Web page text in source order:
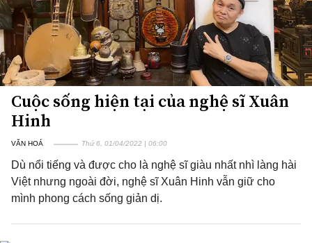
Cuộc sống hiện tại của nghệ sĩ Xuân
Hinh
VĂN HOÁ Thứ 6, 01/04/2022 | 06:00
Dù nổi tiếng và được cho là nghệ sĩ giàu nhất nhì làng hài
Việt nhưng ngoài đời, nghệ sĩ Xuân Hinh vẫn giữ cho
mình phong cách sống giản dị.